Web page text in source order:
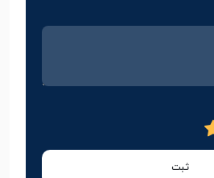
ثبت